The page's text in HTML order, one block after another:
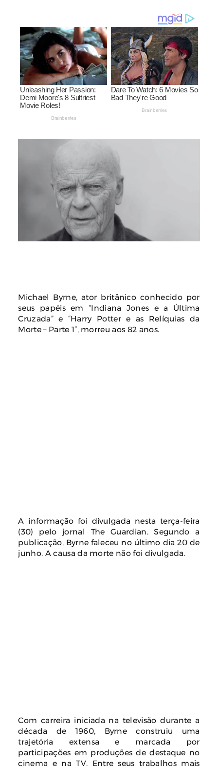
Michael Byrne, ator britânico conhecido por
seus papéis em “Indiana Jones e a Última
Cruzada” e “Harry Potter e as Relíquias da
Morte – Parte 1”, morreu aos 82 anos.
A informação foi divulgada nesta terça-feira
(30) pelo jornal The Guardian. Segundo a
publicação, Byrne faleceu no último dia 20 de
junho. A causa da morte não foi divulgada.
Com carreira iniciada na televisão durante a
década de 1960, Byrne construiu uma
trajetória extensa e marcada por
participações em produções de destaque no
cinema e na TV. Entre seus trabalhos mais